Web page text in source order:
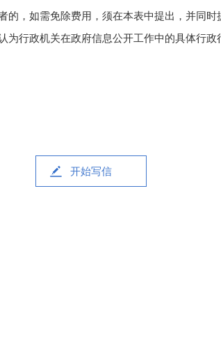
，如需免除费用，须在本表中提出，并同时
为行政机关在政府信息公开工作中的具体行